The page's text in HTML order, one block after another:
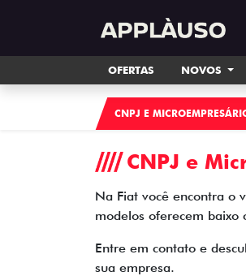
OFERTAS NOVOS
CNPJ E
CNPJ e
Na Fiat você encontra o
modelos oferecem baixo
Entre em contato e
sua empresa.